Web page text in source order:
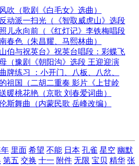
吹（歌剧《白毛女》选曲）
动派一扫光（《智取威虎山》选段
儿永向前（《红灯记》李铁梅唱段
春色（朱昌耀、马熙林曲）
伯与祝英台》祝英台唱段：彩蝶飞
（豫剧《朝阳沟》选段 王迎迎演
牌练习 ：小开门、八板、八岔、
祖国（二胡二重奏 影片《上甘岭
暖桃花艳（京歌 刘春爱词曲）
斯舞曲（内蒙民歌 岳峰改编）
里面 希望 不能 日本 孔雀 星空 幽默
第五 交换 十一 附件 无限 宝贝 精华 张